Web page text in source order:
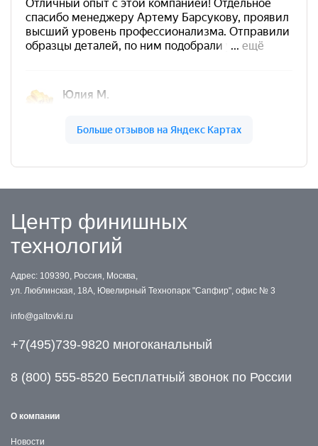
Центр финишных
технологий
Адрес: 109390, Россия, Москва,
ул. Люблинская, 18А, Ювелирный Технопарк "Сапфир", офис № 3
info@galtovki.ru
+7(495)739-9820 многоканальный
8 (800) 555-8520 Бесплатный звонок по России
О компании
Новости